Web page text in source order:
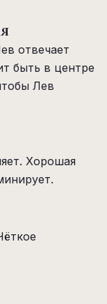
отвечает
быть в центре
Лев
Хорошая